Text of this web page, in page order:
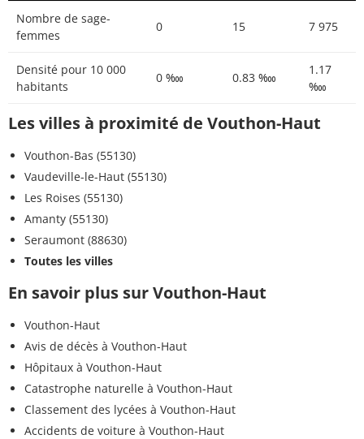
Nombre de sage-
femmes
0 15 7 975
Densité pour 10 000
habitants
0 ‱ 0.83 ‱
1.17
‱
Les villes à proximité de Vouthon-Haut
Vouthon-Bas (55130)
Vaudeville-le-Haut (55130)
Les Roises (55130)
Amanty (55130)
Seraumont (88630)
Toutes les villes
En savoir plus sur Vouthon-Haut
Vouthon-Haut
Avis de décès à Vouthon-Haut
Hôpitaux à Vouthon-Haut
Catastrophe naturelle à Vouthon-Haut
Classement des lycées à Vouthon-Haut
Accidents de voiture à Vouthon-Haut